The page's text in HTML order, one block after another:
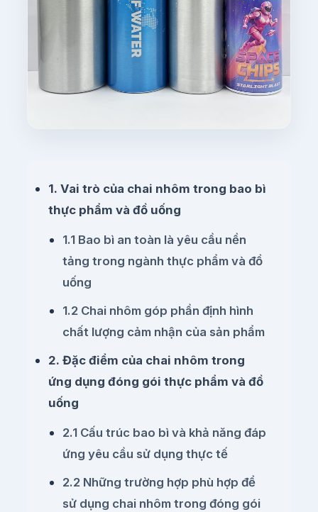
1. Vai trò của chai nhôm trong bao bì
thực phẩm và đồ uống
1.1 Bao bì an toàn là yêu cầu nền
tảng trong ngành thực phẩm và đồ
uống
1.2 Chai nhôm góp phần định hình
chất lượng cảm nhận của sản phẩm
2. Đặc điểm của chai nhôm trong
ứng dụng đóng gói thực phẩm và đồ
uống
2.1 Cấu trúc bao bì và khả năng đáp
ứng yêu cầu sử dụng thực tế
2.2 Những trường hợp phù hợp để
sử dụng chai nhôm trong đóng gói